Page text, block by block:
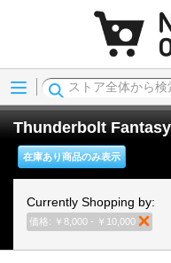
Menu
Thunderbolt Fantasy
在庫あり商品のみ表示
Currently Shopping by:
価格: ￥8,000 - ￥10,000